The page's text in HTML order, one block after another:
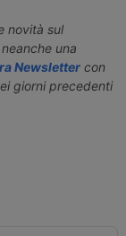
novità sul
una
Newslettercon
giorni precedenti